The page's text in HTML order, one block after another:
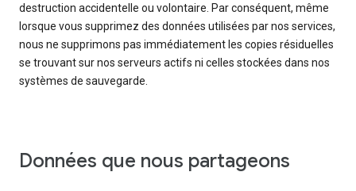
destruction accidentelle ou volontaire. Par conséquent, même
lorsque vous supprimez des données utilisées par nos services,
nous ne supprimons pas immédiatement les copies résiduelles
se trouvant sur nos serveurs actifs ni celles stockées dans nos
systèmes de sauvegarde.
Données que nous partageons